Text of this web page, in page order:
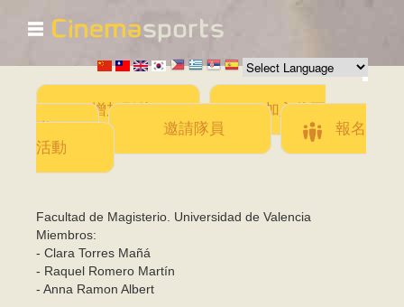
移
至
主
☰
增加影片
加入此團
隊
邀請隊員
報名
活動
Facultad de Magisterio. Universidad de Valencia
Miembros:
- Clara Torres Mañá
- Raquel Romero Martín
- Anna Ramon Albert